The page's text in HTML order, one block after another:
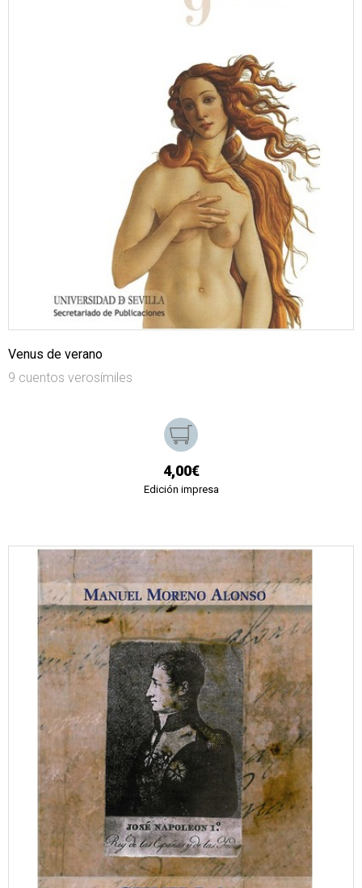
Venus de verano
9 cuentos verosímiles
4,00€
Edición impresa